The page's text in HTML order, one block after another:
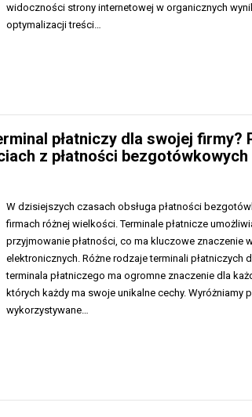
widoczności strony internetowej w organicznych
optymalizacji treści…
płatniczy dla swojej firmy?
z płatności bezgotówkowych
W dzisiejszych czasach obsługa płatności
firmach różnej wielkości. Terminale płatnicze
przyjmowanie płatności, co ma kluczowe znaczenie
elektronicznych. Różne rodzaje terminali
terminala płatniczego ma ogromne znaczenie dla
których każdy ma swoje unikalne cechy.
wykorzystywane…